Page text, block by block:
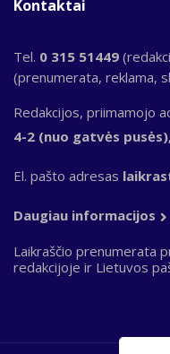
Kontaktai
Tel. 0 315 51449
(prenumerata, reklama,
Redakcijos, priimamojo
4-2 (nuo gatvės
El. pašto adresas
Daugiau informacijos
Laikraščio prenumerata
redakcijoje ir Lietuvos